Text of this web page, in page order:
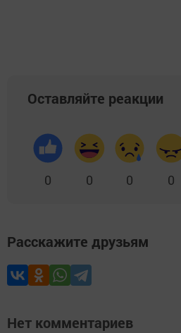
Оставляйте реакции
0 0 0 0
Расскажите друзьям
Нет комментариев